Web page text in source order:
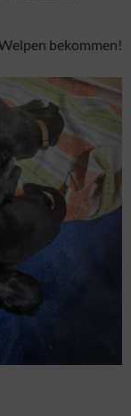
bekommen!